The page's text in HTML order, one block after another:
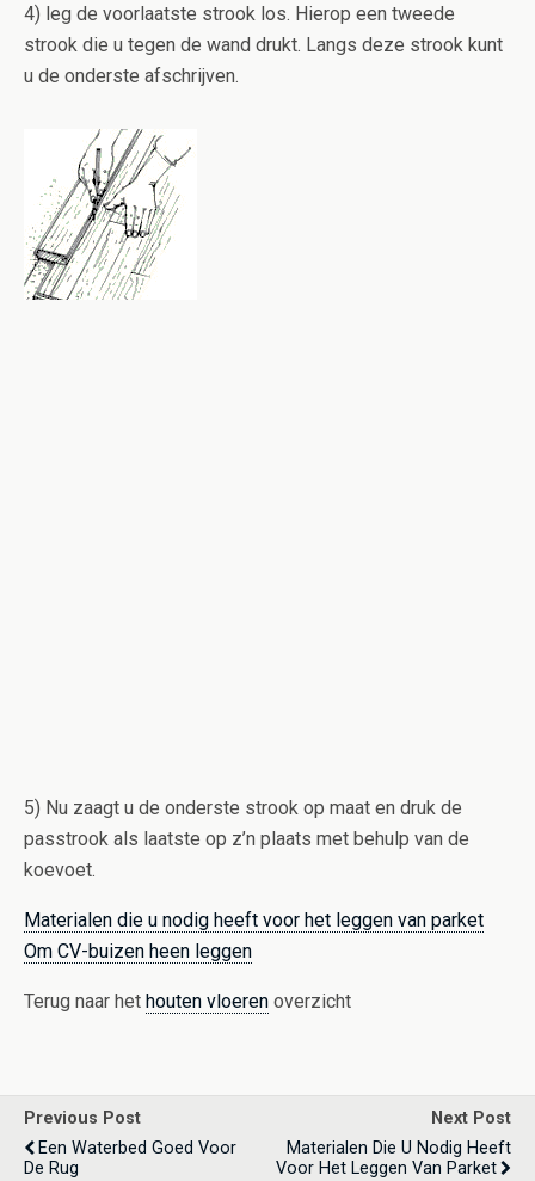
4) leg de voorlaatste strook los. Hierop een tweede
strook die u tegen de wand drukt. Langs deze strook kunt
u de onderste afschrijven.
5) Nu zaagt u de onderste strook op maat en druk de
passtrook als laatste op z’n plaats met behulp van de
koevoet.
Materialen die u nodig heeft voor het leggen van parket
Om CV-buizen heen leggen
Terug naar het houten vloeren overzicht
Previous Post
Een Waterbed Goed Voor
De Rug
Next Post
Materialen Die U Nodig Heeft
Voor Het Leggen Van Parket